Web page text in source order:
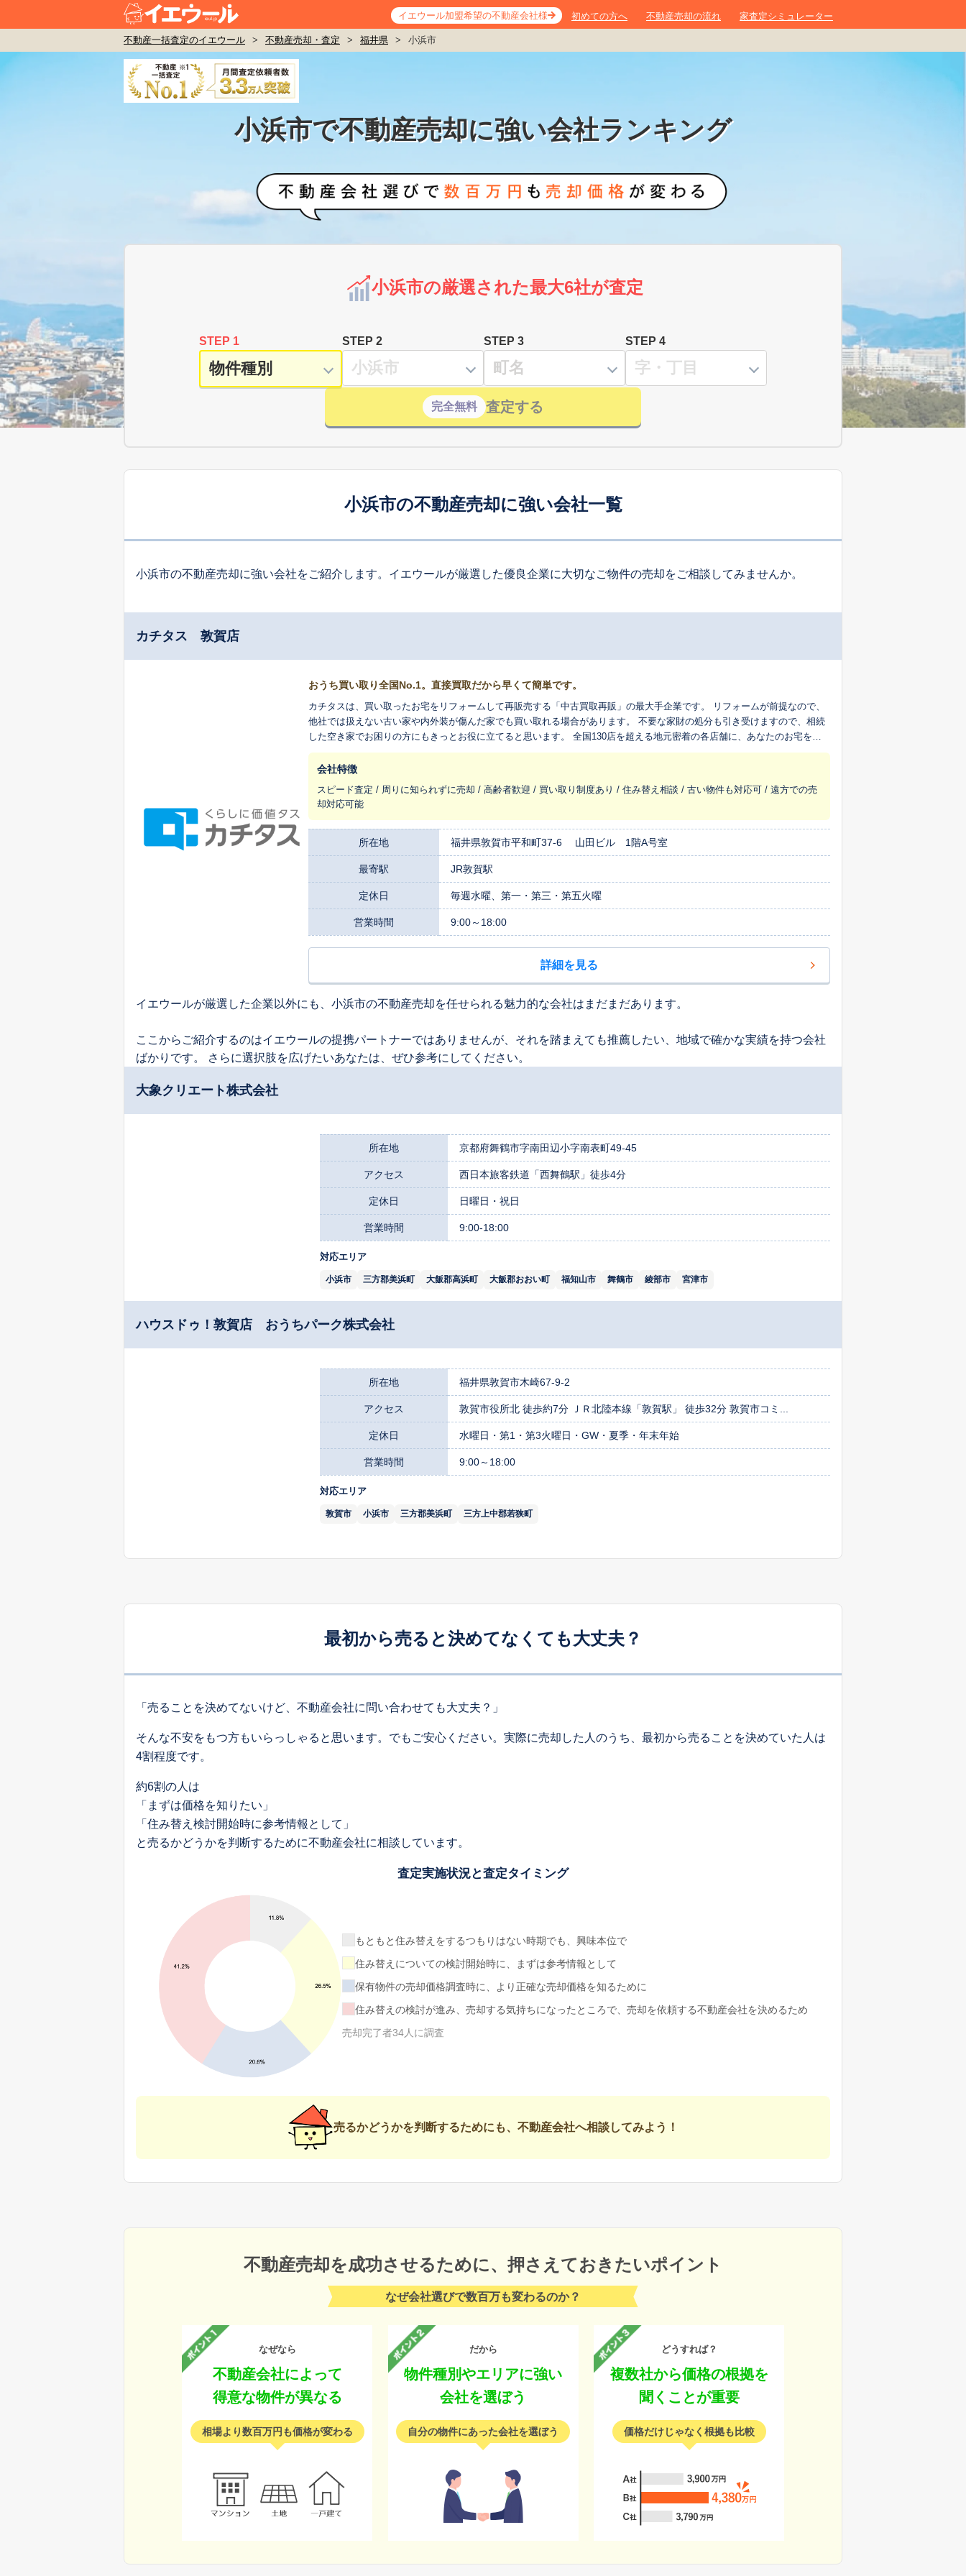
イエウール加盟希望の不動産会社様 初めての方へ 不動産売却の流れ 家査定シミュレーター
不動産一括査定のイエウール > 不動産売却・査定 > 福井県 > 小浜市
小浜市で不動産売却に強い会社ランキング
小浜市の厳選された最大6社が査定
STEP 1 STEP 2 STEP 3 STEP 4
完全無料 査定する
小浜市の不動産売却に強い会社一覧
小浜市の不動産売却に強い会社をご紹介します。イエウールが厳選した優良企業に大切なご物件の売却をご相談してみませんか。
カチタス 敦賀店
おうち買い取り全国No.1。直接買取だから早くて簡単です。
カチタスは、買い取ったお宅をリフォームして再販売する「中古買取再販」の最大手企業です。 リフォームが前提なので、
他社では扱えない古い家や内外装が傷んだ家でも買い取れる場合があります。 不要な家財の処分も引き受けますので、相続
した空き家でお困りの方にもきっとお役に立てると思います。 全国130店を超える地元密着の各店舗に、あなたのお宅を生
まれ変わらせ、長く住みつなぐお手伝いをさせてください。
会社特徴
スピード査定 / 周りに知られずに売却 / 高齢者歓迎 / 買い取り制度あり / 住み替え相談 / 古い物件も対応可 / 遠方での売
却対応可能
所在地 福井県敦賀市平和町37-6 山田ビル 1階A号室
最寄駅 JR敦賀駅
定休日 毎週水曜、第一・第三・第五火曜
営業時間 9:00～18:00
詳細を見る
イエウールが厳選した企業以外にも、小浜市の不動産売却を任せられる魅力的な会社はまだまだあります。
ここからご紹介するのはイエウールの提携パートナーではありませんが、それを踏まえても推薦したい、地域で確かな実績を持つ会社
ばかりです。 さらに選択肢を広げたいあなたは、ぜひ参考にしてください。
大象クリエート株式会社
所在地 京都府舞鶴市字南田辺小字南表町49-45
アクセス 西日本旅客鉄道「西舞鶴駅」徒歩4分
定休日 日曜日・祝日
営業時間 9:00-18:00
対応エリア
小浜市 三方郡美浜町 大飯郡高浜町 大飯郡おおい町 福知山市 舞鶴市 綾部市 宮津市
ハウスドゥ！敦賀店 おうちパーク株式会社
所在地 福井県敦賀市木崎67-9-2
アクセス 敦賀市役所北 徒歩約7分 ＪＲ北陸本線「敦賀駅」 徒歩32分 敦賀市コミ...
定休日 水曜日・第1・第3火曜日・GW・夏季・年末年始
営業時間 9:00～18:00
対応エリア
敦賀市 小浜市 三方郡美浜町 三方上中郡若狭町
最初から売ると決めてなくても大丈夫？
「売ることを決めてないけど、不動産会社に問い合わせても大丈夫？」
そんな不安をもつ方もいらっしゃると思います。でもご安心ください。実際に売却した人のうち、最初から売ることを決めていた人は
4割程度です。
約6割の人は
「まずは価格を知りたい」
「住み替え検討開始時に参考情報として」
と売るかどうかを判断するために不動産会社に相談しています。
査定実施状況と査定タイミング
もともと住み替えをするつもりはない時期でも、興味本位で
住み替えについての検討開始時に、まずは参考情報として
保有物件の売却価格調査時に、より正確な売却価格を知るために
住み替えの検討が進み、売却する気持ちになったところで、売却を依頼する不動産会社を決めるため
売却完了者34人に調査
売るかどうかを判断するためにも、不動産会社へ相談してみよう！
不動産売却を成功させるために、 押さえておきたいポイント
なぜ会社選びで数百万も変わるのか？
なぜなら
不動産会社によって
得意な物件が異なる
相場より数百万円も価格が変わる
だから
物件種別やエリアに強い
会社を選ぼう
自分の物件にあった会社を選ぼう
どうすれば？
複数社から価格の根拠を
聞くことが重要
価格だけじゃなく根拠も比較